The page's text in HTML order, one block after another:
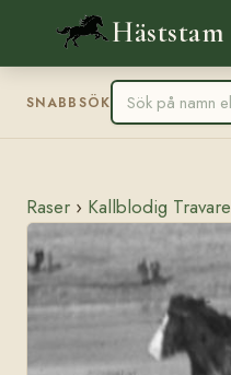
Häststam
SNABBSÖK
Raser › Kallblodig Travare